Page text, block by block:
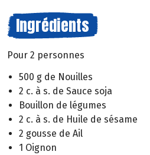
Ingrédients
Pour 2 personnes
500 g de Nouilles
2 c. à s. de Sauce soja
Bouillon de légumes
2 c. à s. de Huile de sésame
2 gousse de Ail
1 Oignon